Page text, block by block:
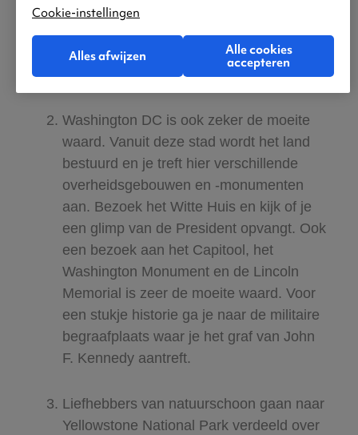
tot rust komen of juist actief bezig zijn?
Ga dan naar Central Park waar je heerlijk
doorheen wandelt of waar je deelneemt
aan één van de vele sportactiviteiten. ​
Washington DC is ook zeker de moeite
waard. Vanuit deze stad wordt het land
bestuurd en je treft hier verschillende
overheidsgebouwen en -monumenten
aan. Bezoek het Witte Huis en kijk of je
een glimp van de President opvangt. Ook
een bezoek aan het Capitool, het
Washington Monument en de Lincoln
Memorial is ​zeer de moeite waard. Voor
een stukje historie ga je naar de militaire
begraafplaats waar je het graf van John
F. Kennedy aantreft.
Liefhebbers van natuurschoon gaan naar
Yellowstone National Park verdeeld over
Cookie-instellingen
Alles afwijzen
Alle cookies
accepteren